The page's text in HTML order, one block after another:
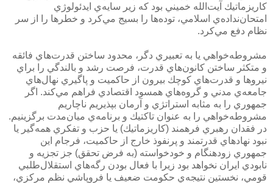
كاريزماتيك آيت‌الله خميني بود كه زير سايه‌ي ايدئولوژي
امتحان‌نداده‌ي اسلامي، توده‌ها را بسيج مي‌كرد و خطرها را از سر
نظام دفع مي‌كرد.
مشروطه‌خواهي يا به تعبيري دگر، محدود ساختن قدرت‌هاي فائقه
و متكثر ساختن كانون‌هاي قدرت، فرصت رشد و بالندگي را براي
نيروها و قدرت‌هاي كوچك بيرون از حاكميت و پاگيري نهال‌هاي
جامعه‌ي مدني و گروه‌هاي همسود اقتصادي فراهم مي‌كند. اگر
جمهوري را به مثابه استراتژي و آرمان بپذيريم ناچاريم
مشروطه‌خواهي را به عنوان تاكتيك و برنامه‌ي ميان‌مدت برگزينيم.
در فقدان رهبري فرهمند (كاريزماتيك) يا حزب و تفكري همه‌گير يا
نبود نهادهاي قدرتمند و پرنفوذ خارج از حاكميت، فرجام اين
جمهوري‌ زودهنگام و خودخواسته (به فرض تحقق) جز تجزيه و
نابودي ايران نخواهد بود زيرا با فعال بودن رگه‌هاي استقلال‌طلبي
قومي، نخستين نتيجه‌ي حكومت ضعيف يا فروپاشي نظم مركزي،